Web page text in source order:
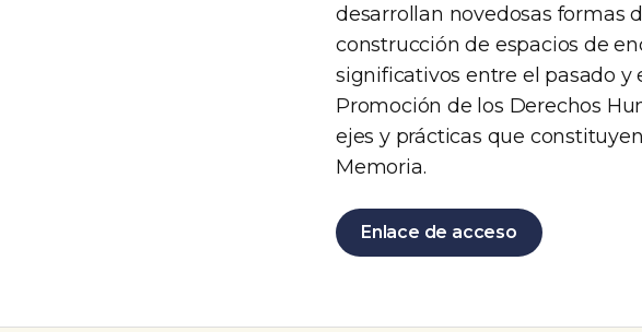
desarrollan novedosas formas
construcción de espacios de
significativos entre el pasado y
Promoción de los Derechos
ejes y prácticas que
Memoria.
Enlace de acceso